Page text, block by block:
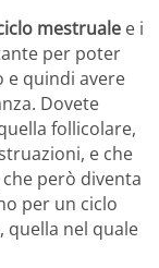
mestruale e i
per poter
e quindi avere
Dovete
follicolare,
e che
però diventa
per un ciclo
quella nel quale